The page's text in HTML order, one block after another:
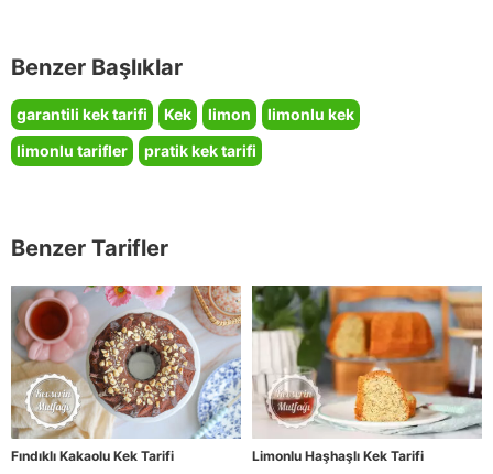
Benzer Başlıklar
garantili kek tarifi Kek limon
limonlu kek
limonlu tarifler
pratik kek tarifi
Benzer Tarifler
Fındıklı Kakaolu Kek Tarifi Limonlu Haşhaşlı Kek Tarifi